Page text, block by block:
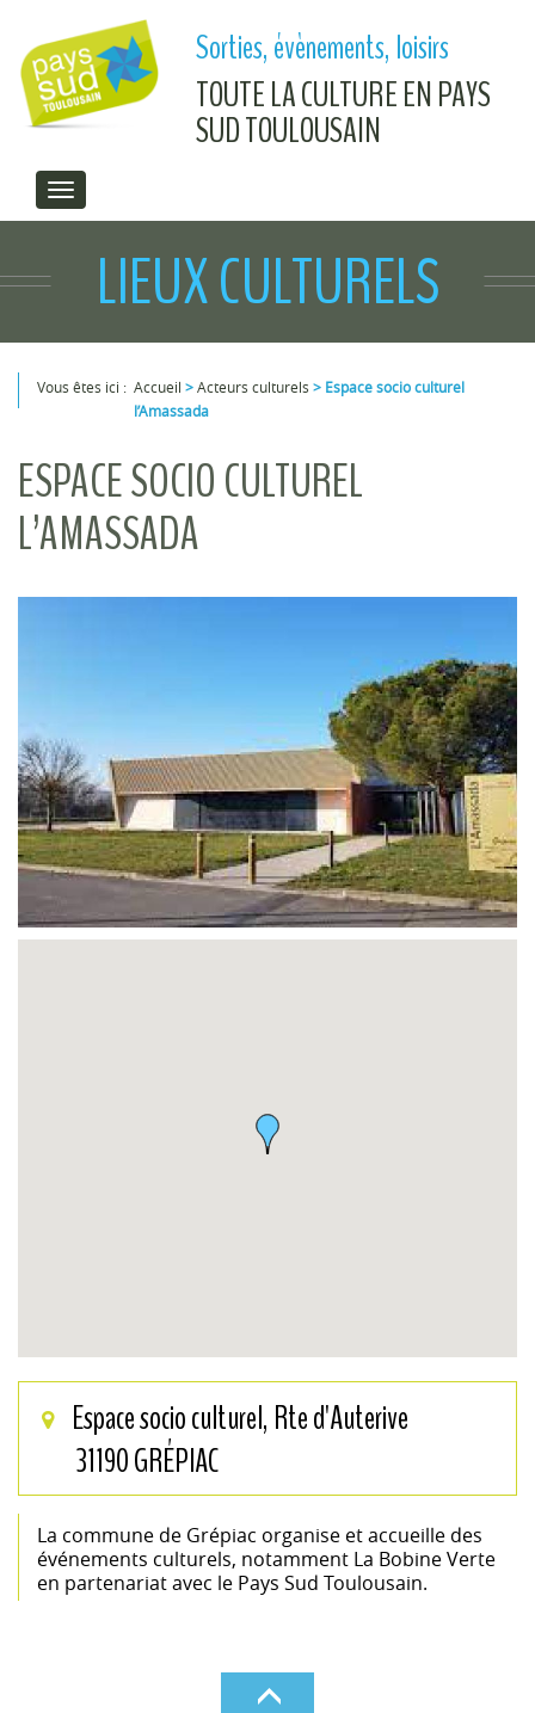
Sorties, évènements, loisirs
TOUTE LA CULTURE EN PAYS
SUD TOULOUSAIN
LIEUX CULTURELS
Vous êtes ici :
Vous êtes ici
Accueil >Acteurs culturels > Espace socio culturel
l’Amassada
ESPACE SOCIO CULTUREL
L’AMASSADA
Espace socio culturel, Rte d'Auterive
31190 GRÉPIAC
La commune de Grépiac organise et accueille des
événements culturels, notamment La Bobine Verte
en partenariat avec le Pays Sud Toulousain.